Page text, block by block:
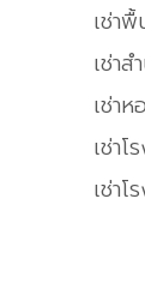
เช่า
เช่าส
เช่า
เช่าโ
เช่าโ